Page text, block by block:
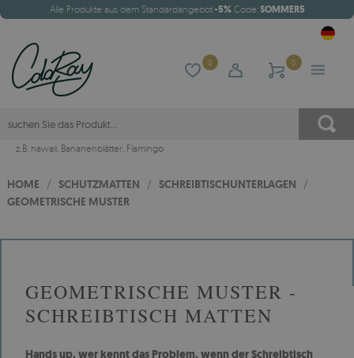
Alle Produkte aus dem Standardangebot-5%Code:SOMMER5
0 0
z.B. hawaii, Bananenblätter, Flamingo
HOME / SCHUTZMATTEN / SCHREIBTISCHUNTERLAGEN /
GEOMETRISCHE MUSTER
GEOMETRISCHE MUSTER -
SCHREIBTISCH MATTEN
Hands up, wer kennt das Problem, wenn der Schreibtisch